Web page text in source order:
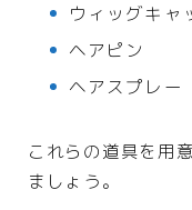
スポーツ・趣味
ウィッグキャ
ヘアピン
ヘアスプレー
これらの道具を用
ましょう。